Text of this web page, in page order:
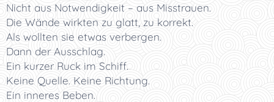
Nicht aus Notwendigkeit – aus Misstrauen.
Die Wände wirkten zu glatt, zu korrekt.
Als wollten sie etwas verbergen.
Dann der Ausschlag.
Ein kurzer Ruck im Schiff.
Keine Quelle. Keine Richtung.
Ein inneres Beben.